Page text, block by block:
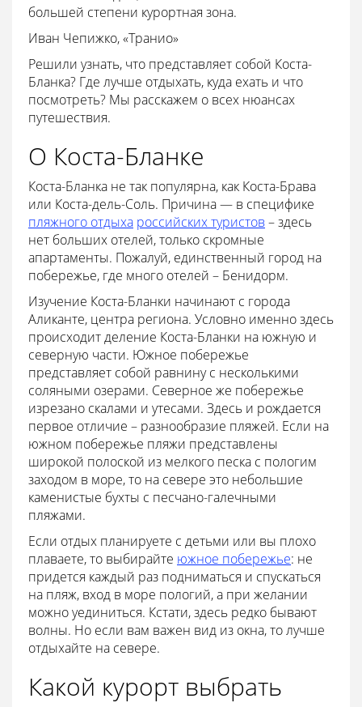
большей степени курортная зона.
Иван Чепижко, «Транио»
Решили узнать, что представляет собой Коста-
Бланка? Где лучше отдыхать, куда ехать и что
посмотреть? Мы расскажем о всех нюансах
путешествия.
О Коста-Бланке
Коста-Бланка не так популярна, как Коста-Брава
или Коста-дель-Соль. Причина — в специфике
пляжного отдыха российских туристов– здесь
нет больших отелей, только скромные
апартаменты. Пожалуй, единственный город на
побережье, где много отелей – Бенидорм.
Изучение Коста-Бланки начинают с города
Аликанте, центра региона. Условно именно здесь
происходит деление Коста-Бланки на южную и
северную части. Южное побережье
представляет собой равнину с несколькими
соляными озерами. Северное же побережье
изрезано скалами и утесами. Здесь и рождается
первое отличие – разнообразие пляжей. Если на
южном побережье пляжи представлены
широкой полоской из мелкого песка с пологим
заходом в море, то на севере это небольшие
каменистые бухты с песчано-галечными
пляжами.
Если отдых планируете с детьми или вы плохо
плаваете, то выбирайте южное побережье: не
придется каждый раз подниматься и спускаться
на пляж, вход в море пологий, а при желании
можно уединиться. Кстати, здесь редко бывают
волны. Но если вам важен вид из окна, то лучше
отдыхайте на севере.
Какой курорт выбрать